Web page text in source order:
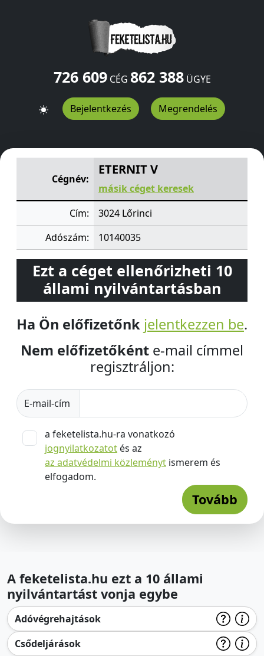
726 609CÉG 862 388ÜGYE
Bejelentkezés Megrendelés
3024HU
Cégnév:
ETERNIT V
másik céget keresek
Cím:
3024 Lőrinci
Adószám:
10140035
Ezt a céget ellenőrizheti 10
állami nyilvántartásban
Ha Ön előfizetőnk jelentkezzen be.
Nem előfizetőként e-mail címmel
regisztráljon:
E-mail-cím
a feketelista.hu-ra vonatkozó
jognyilatkozatot és az
az adatvédelmi közleményt ismerem és
elfogadom.
Tovább
A feketelista.hu ezt a 10 állami
nyilvántartást vonja egybe
Adóvégrehajtások
Csődeljárások